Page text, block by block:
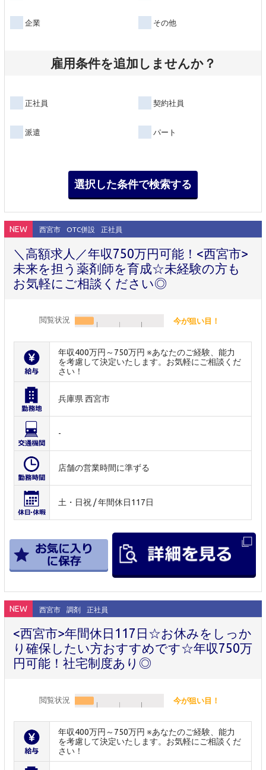
企業 その他
雇用条件を追加しませんか？
正社員 契約社員
派遣 パート
NEW 西宮市 OTC併設 正社員
＼高額求人／年収750万円可能！<西宮市>
未来を担う薬剤師を育成☆未経験の方も
お気軽にご相談ください◎
閲覧状況 今が狙い目！
年収400万円～750万円 ※あなたのご経験、能力
を考慮して決定いたします。お気軽にご相談くだ
さい！
兵庫県 西宮市
-
店舗の営業時間に準ずる
土・日祝 / 年間休日117日
NEW 西宮市 調剤 正社員
<西宮市>年間休日117日☆お休みをしっか
り確保したい方おすすめです☆年収750万
円可能！社宅制度あり◎
閲覧状況 今が狙い目！
年収400万円～750万円 ※あなたのご経験、能力
を考慮して決定いたします。お気軽にご相談くだ
さい！